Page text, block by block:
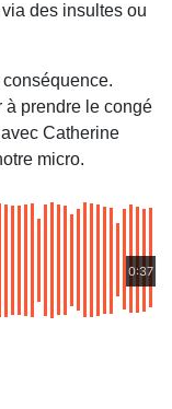
des insultes ou
à prendre le congé
Catherine
micro.
0:37